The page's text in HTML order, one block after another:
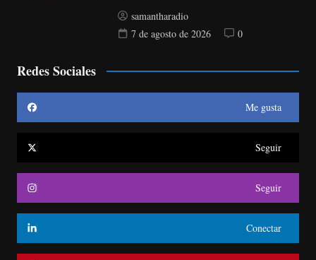
samantharadio
7 de agosto de 2026
0
Redes Sociales
Me gusta
Seguir
Seguir
Conectar